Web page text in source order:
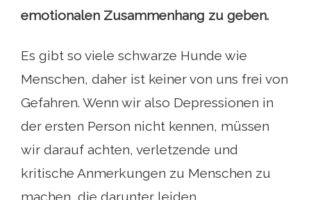
emotionalen Zusammenhang zu geben.
Es gibt so viele schwarze Hunde wie
Menschen, daher ist keiner von uns frei von
Gefahren. Wenn wir also Depressionen in
der ersten Person nicht kennen, müssen
wir darauf achten, verletzende und
kritische Anmerkungen zu Menschen zu
machen, die darunter leiden..